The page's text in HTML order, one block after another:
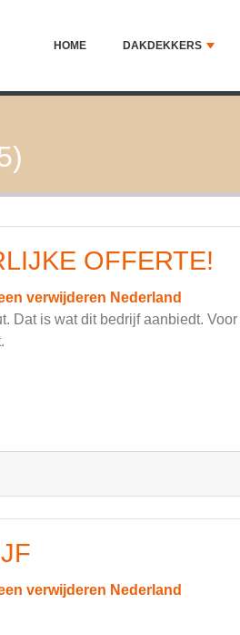
HOME DAKDEKKERS
OFFERTE!
verwijderen Nederland
Dat is wat dit bedrijf aanbiedt.
verwijderen Nederland